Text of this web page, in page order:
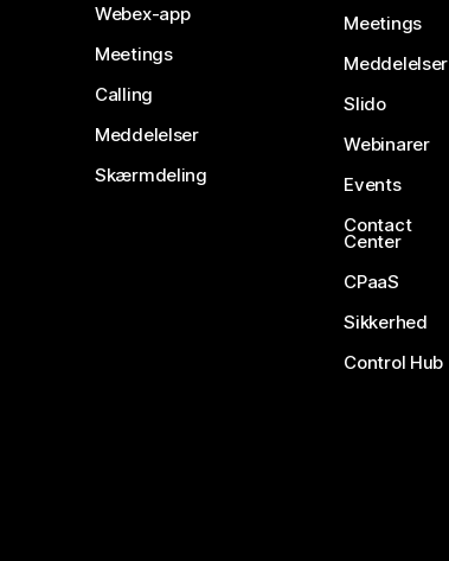
Webex-app
Meetings
Calling
Meddelelser
Skærmdeling
Meetings
Meddelelser
Slido
Webinarer
Events
Contact
Center
CPaaS
Sikkerhed
Control Hub